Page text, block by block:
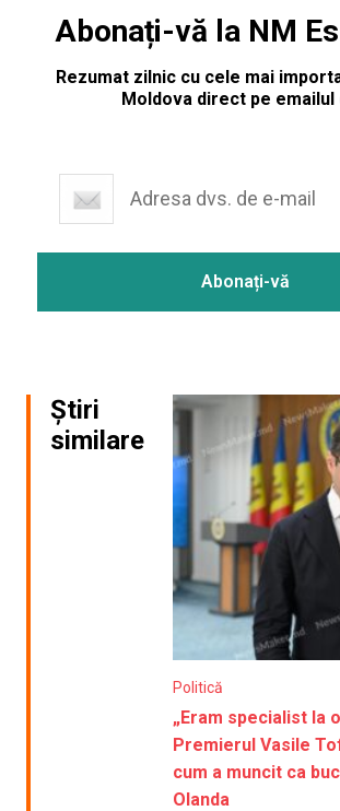
Abonați-vă la NM
Rezumat zilnic cu cele mai
Moldova direct pe emailul
Știri
similare
Politică
„Eram specialist la
Premierul Vasile
cum a muncit ca
Olanda